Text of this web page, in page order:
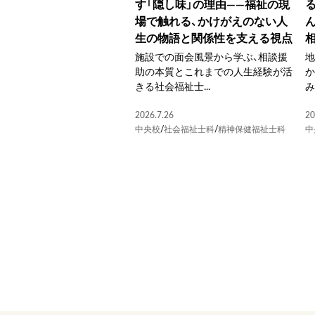
場で触れる、かけがえのない人
生の物語と関係性を支える視点
施設での面会風景から学ぶ、相談援
助の本質とこれまでの人生経験が活
きる社会福祉士...
2026.7.26
中央校/社会福祉士科/精神保健福祉士科